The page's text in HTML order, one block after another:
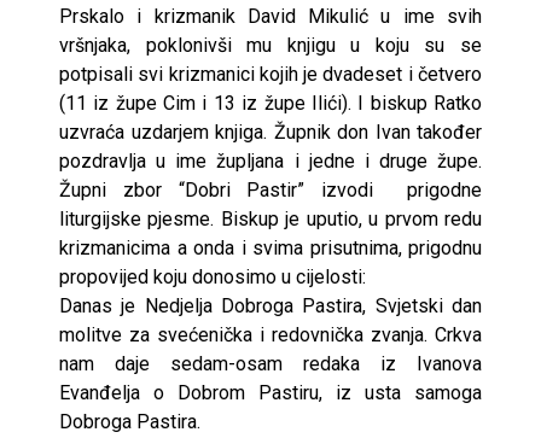
Prskalo i krizmanik David Mikulić u ime svih
vršnjaka, poklonivši mu knjigu u koju su se
potpisali svi krizmanici kojih je dvadeset i četvero
(11 iz župe Cim i 13 iz župe Ilići). I biskup Ratko
uzvraća uzdarjem knjiga. Župnik don Ivan također
pozdravlja u ime župljana i jedne i druge župe.
Župni zbor “Dobri Pastir” izvodi prigodne
liturgijske pjesme. Biskup je uputio, u prvom redu
krizmanicima a onda i svima prisutnima, prigodnu
propovijed koju donosimo u cijelosti:
Danas je Nedjelja Dobroga Pastira, Svjetski dan
molitve za svećenička i redovnička zvanja. Crkva
nam daje sedam-osam redaka iz Ivanova
Evanđelja o Dobrom Pastiru, iz usta samoga
Dobroga Pastira.